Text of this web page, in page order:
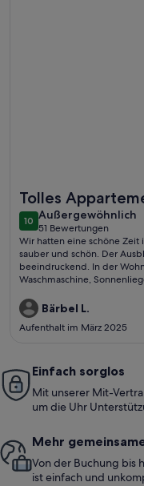
Tolles
Terrasse/Balkon
1010 von 10
Außergewöhnlich
außergewöhnlich
51 Bewertungen
(51
bewertungen)
Wir hatten eine schöne
sauber und schön. Der
beeindruckend. In der
Waschmaschine,
Bärbel L.
Aufenthalt im März 2025
Einfach sorglos
Mit unserer Mit-
um die Uhr
Mehr
Von der Buchung bis
ist einfach und